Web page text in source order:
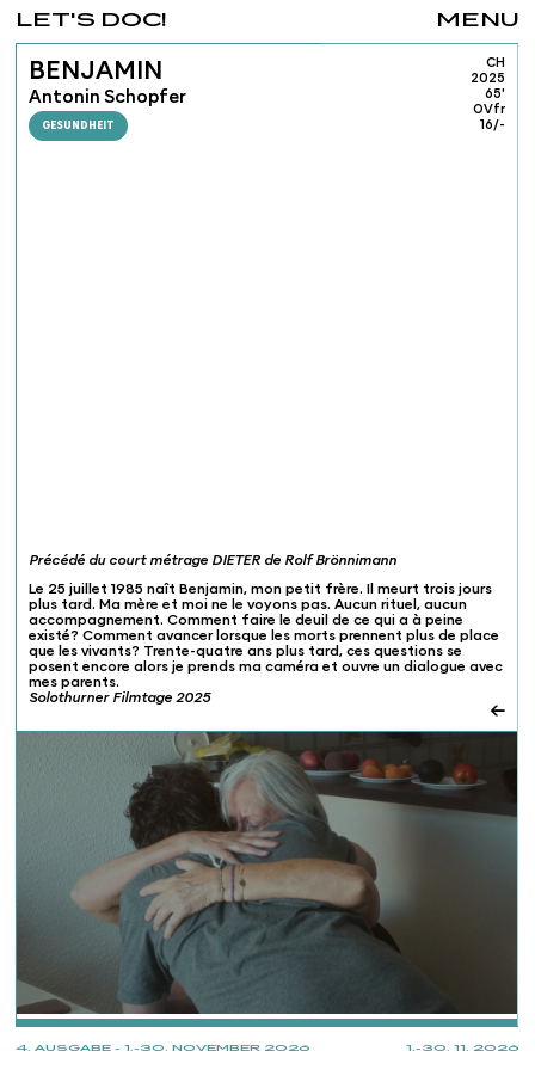
1.-30. 11. 2026
4. AUSGABE - 1.-30. NOVEMBER 2026
MENU
LET'S DOC!
BENJAMIN
Antonin Schopfer
GESUNDHEIT
CH
2025
65'
OVfr
16/-
Précédé du court métrage DIETER de Rolf Brönnimann
Le 25 juillet 1985 naît Benjamin, mon petit frère. Il meurt trois jours
plus tard. Ma mère et moi ne le voyons pas. Aucun rituel, aucun
accompagnement. Comment faire le deuil de ce qui a à peine
existé? Comment avancer lorsque les morts prennent plus de place
que les vivants? Trente-quatre ans plus tard, ces questions se
posent encore alors je prends ma caméra et ouvre un dialogue avec
mes parents.
Solothurner Filmtage 2025
←